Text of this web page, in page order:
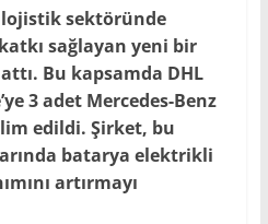
lojistik sektöründe
sağlayan yeni bir
Bu kapsamda DHL
3 adet Mercedes-Benz
edildi. Şirket, bu
batarya elektrikli
artırmayı